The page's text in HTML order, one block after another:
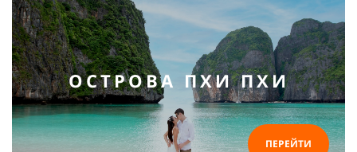
ОСТРОВА ПХИ ПХИ
ПЕРЕЙТИ